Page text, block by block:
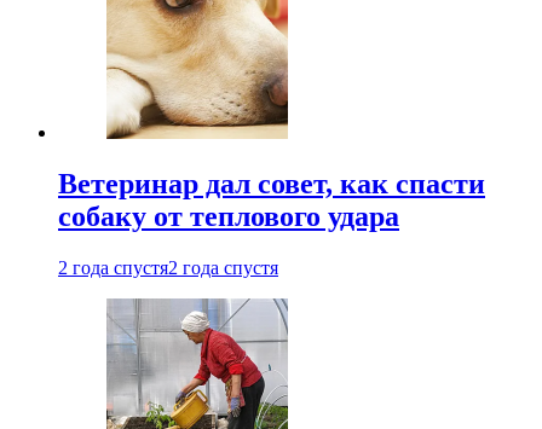
Ветеринар дал совет, как спасти
собаку от теплового удара
2 года спустя2 года спустя